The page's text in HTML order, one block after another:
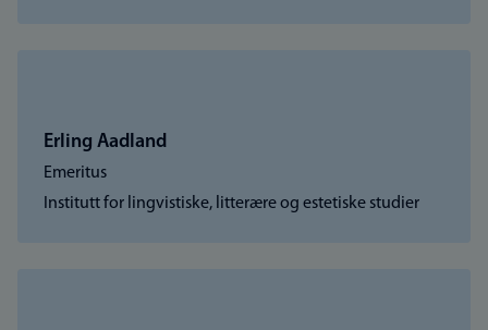
Erling Aadland
Emeritus
Institutt for lingvistiske, litterære og estetiske studier